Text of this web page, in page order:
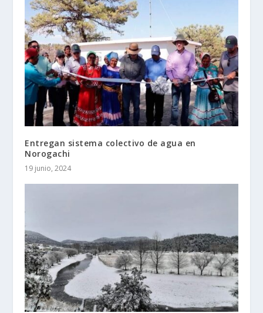
Entregan sistema colectivo de agua en
Norogachi
19 junio, 2024